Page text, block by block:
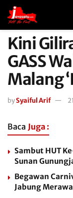
Kini
GASS
Malang
bySyaiful Arif
Baca Juga :
Sambut HUT
Sunan
Begawan
Jabung